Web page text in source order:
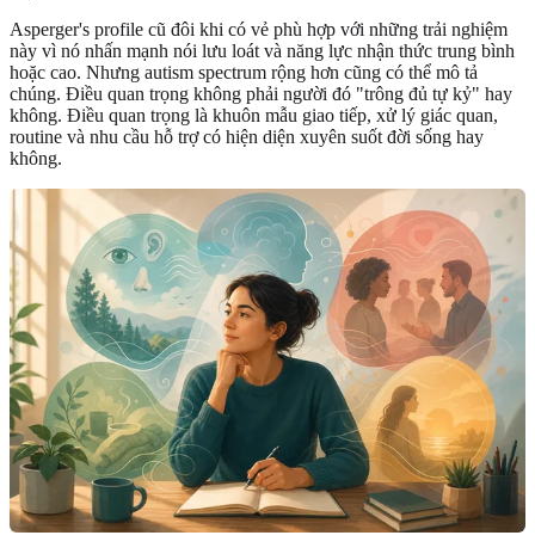
Asperger's profile cũ đôi khi có vẻ phù hợp với những trải nghiệm
này vì nó nhấn mạnh nói lưu loát và năng lực nhận thức trung bình
hoặc cao. Nhưng autism spectrum rộng hơn cũng có thể mô tả
chúng. Điều quan trọng không phải người đó "trông đủ tự kỷ" hay
không. Điều quan trọng là khuôn mẫu giao tiếp, xử lý giác quan,
routine và nhu cầu hỗ trợ có hiện diện xuyên suốt đời sống hay
không.